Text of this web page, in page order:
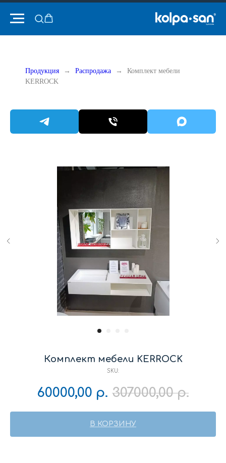
Продукция Распродажа
Комплект мебели
KERROCK
Комплект мебели KERROCK
SKU:
60000,00 р. 307000,00 р.
В КОРЗИНУ